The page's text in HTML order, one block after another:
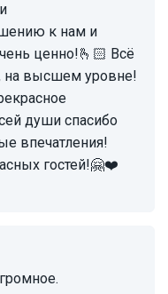
к нам и
ценно!🫰🏻 Всё
на высшем уровне!
души спасибо
впечатления!
гостей!🤗❤️